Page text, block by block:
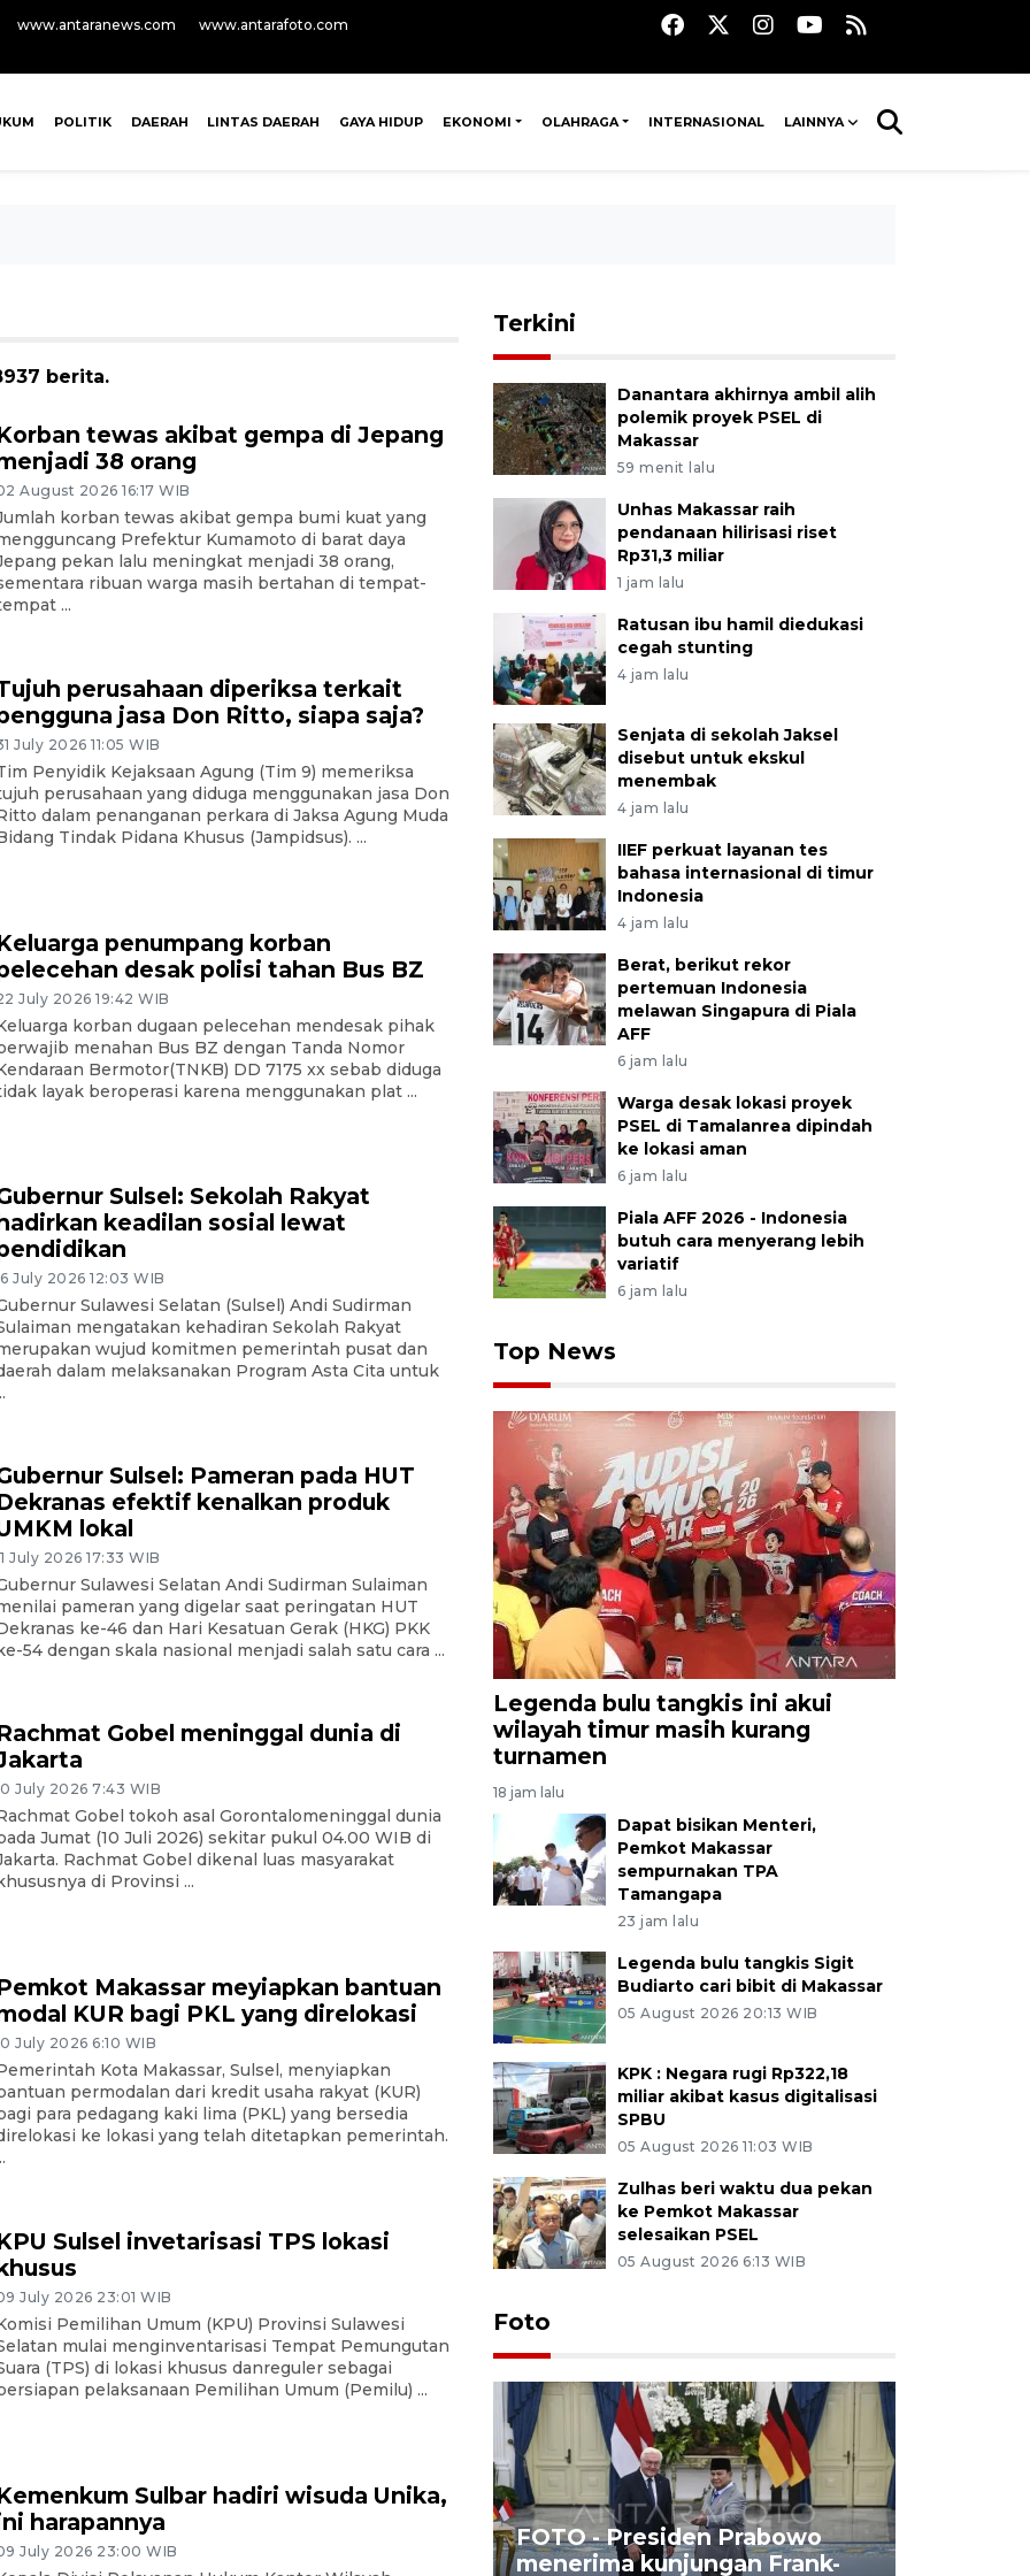
www.antaranews.com www.antarafoto.com
POLITIK DAERAH LINTAS DAERAH GAYA HIDUP EKONOMI OLAHRAGA INTERNASIONAL LAINNYA
berita.
tewas akibat gempa di Jepang
38 orang
August 2026 16:17 WIB
korban tewas akibat gempa bumi kuat yang
Prefektur Kumamoto di barat daya
pekan lalu meningkat menjadi 38 orang,
ribuan warga masih bertahan di tempat-
...
perusahaan diperiksa terkait
jasa Don Ritto, siapa saja?
July 2026 11:05 WIB
Penyidik Kejaksaan Agung (Tim 9) memeriksa
perusahaan yang diduga menggunakan jasa Don
dalam penanganan perkara di Jaksa Agung Muda
Tindak Pidana Khusus (Jampidsus). ...
penumpang korban
desak polisi tahan Bus BZ
July 2026 19:42 WIB
korban dugaan pelecehan mendesak pihak
menahan Bus BZ dengan Tanda Nomor
Bermotor(TNKB) DD 7175 xx sebab diduga
layak beroperasi karena menggunakan plat ...
Sulsel: Sekolah Rakyat
keadilan sosial lewat
July 2026 12:03 WIB
Sulawesi Selatan (Sulsel) Andi Sudirman
mengatakan kehadiran Sekolah Rakyat
wujud komitmen pemerintah pusat dan
dalam melaksanakan Program Asta Cita untuk
Sulsel: Pameran pada HUT
efektif kenalkan produk
lokal
July 2026 17:33 WIB
Sulawesi Selatan Andi Sudirman Sulaiman
pameran yang digelar saat peringatan HUT
ke-46 dan Hari Kesatuan Gerak (HKG) PKK
54 dengan skala nasional menjadi salah satu cara ...
Gobel meninggal dunia di
July 2026 7:43 WIB
Gobel tokoh asal Gorontalomeninggal dunia
Jumat (10 Juli 2026) sekitar pukul 04.00 WIB di
Rachmat Gobel dikenal luas masyarakat
di Provinsi ...
Makassar meyiapkan bantuan
KUR bagi PKL yang direlokasi
July 2026 6:10 WIB
Kota Makassar, Sulsel, menyiapkan
permodalan dari kredit usaha rakyat (KUR)
para pedagang kaki lima (PKL) yang bersedia
ke lokasi yang telah ditetapkan pemerintah.
Sulsel invetarisasi TPS lokasi
July 2026 23:01 WIB
Pemilihan Umum (KPU) Provinsi Sulawesi
mulai menginventarisasi Tempat Pemungutan
(TPS) di lokasi khusus danreguler sebagai
pelaksanaan Pemilihan Umum (Pemilu) ...
Sulbar hadiri wisuda Unika,
harapannya
July 2026 23:00 WIB
Terkini
Danantara akhirnya ambil alih
polemik proyek PSEL di
Makassar
59 menit lalu
Unhas Makassar raih
pendanaan hilirisasi riset
Rp31,3 miliar
1 jam lalu
Ratusan ibu hamil diedukasi
cegah stunting
4 jam lalu
Senjata di sekolah Jaksel
disebut untuk ekskul
menembak
4 jam lalu
IIEF perkuat layanan tes
bahasa internasional di timur
Indonesia
4 jam lalu
Berat, berikut rekor
pertemuan Indonesia
melawan Singapura di Piala
AFF
6 jam lalu
Warga desak lokasi proyek
PSEL di Tamalanrea dipindah
ke lokasi aman
6 jam lalu
Piala AFF 2026 - Indonesia
butuh cara menyerang lebih
variatif
6 jam lalu
Top News
Legenda bulu tangkis ini akui
wilayah timur masih kurang
turnamen
18 jam lalu
Dapat bisikan Menteri,
Pemkot Makassar
sempurnakan TPA
Tamangapa
23 jam lalu
Legenda bulu tangkis Sigit
Budiarto cari bibit di Makassar
05 August 2026 20:13 WIB
KPK : Negara rugi Rp322,18
miliar akibat kasus digitalisasi
SPBU
05 August 2026 11:03 WIB
Zulhas beri waktu dua pekan
ke Pemkot Makassar
selesaikan PSEL
05 August 2026 6:13 WIB
Foto
FOTO - Kirab memperingati
HUT ke-80 Raja Keraton
FOTO - Presiden Prabowo
menerima kunjungan Frank-